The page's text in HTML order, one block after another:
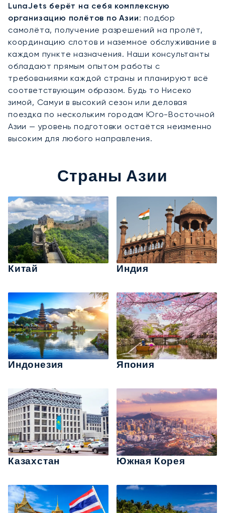
LunaJets берёт на себя комплексную
организацию полётов по Азии: подбор
самолёта, получение разрешений на пролёт,
координацию слотов и наземное обслуживание в
каждом пункте назначения. Наши консультанты
обладают прямым опытом работы с
требованиями каждой страны и планируют всё
соответствующим образом. Будь то Нисеко
зимой, Самуи в высокий сезон или деловая
поездка по нескольким городам Юго-Восточной
Азии — уровень подготовки остаётся неизменно
высоким для любого направления.
Страны Азии
Китай Индия
Индонезия Япония
Казахстан Южная Корея